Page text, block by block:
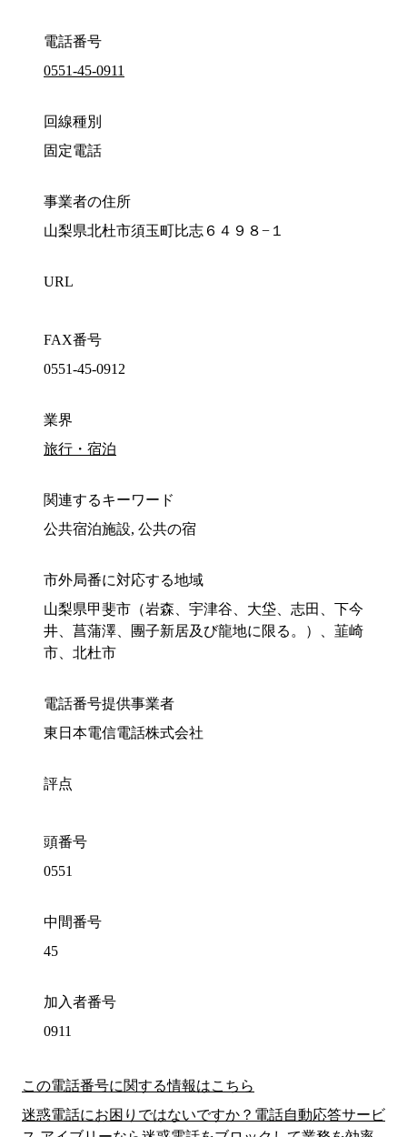
電話番号
0551-45-0911
回線種別
固定電話
事業者の住所
山梨県北杜市須玉町比志６４９８−１
URL
FAX番号
0551-45-0912
業界
旅行・宿泊
関連するキーワード
公共宿泊施設, 公共の宿
市外局番に対応する地域
山梨県甲斐市（岩森、宇津谷、大垈、志田、下今
井、菖蒲澤、團子新居及び龍地に限る。）、韮崎
市、北杜市
電話番号提供事業者
東日本電信電話株式会社
評点
頭番号
0551
中間番号
45
加入者番号
0911
この電話番号に関する情報はこちら
迷惑電話にお困りではないですか？電話自動応答サービ